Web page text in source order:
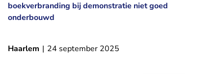
boekverbranding bij demonstratie niet goed
onderbouwd
Haarlem | 24 september 2025